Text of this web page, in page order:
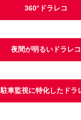
360°ドラレコ
夜間が明るいドラレコ
駐車監視に特化したドラ